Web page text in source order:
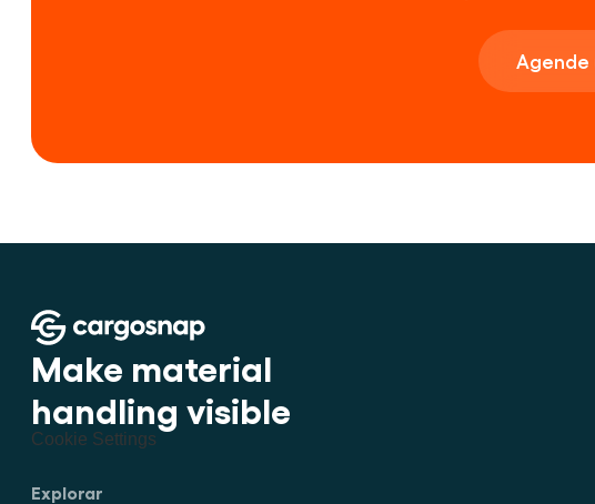
Make material
handling visible
Cookie Settings
Explorar